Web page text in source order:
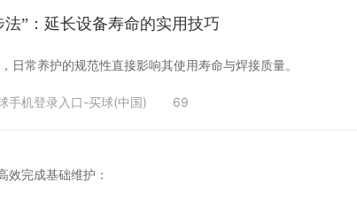
”：延长设备寿命的实用技巧
日常养护的规范性直接影响其使用寿命与焊接质量。
手机登录入口-买球(中国) 69
效完成基础维护：